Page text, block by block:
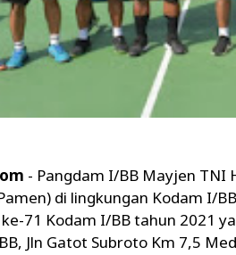
- Pangdam I/BB Mayjen TNI
di lingkungan Kodam I/
71 Kodam I/BB tahun 2021
Jln Gatot Subroto Km 7,5